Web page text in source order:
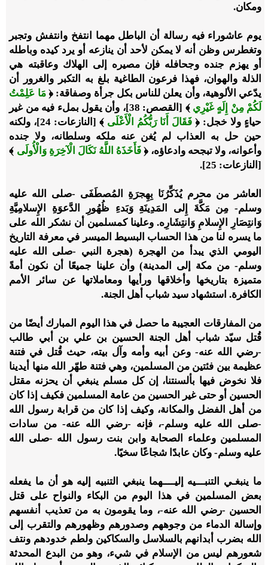
ومكان.
يوم عاشوراء فيه رسالة أن الباطل مهما انتفخ وانتفش وتجبر
وتغطرس وظن أنه لا يمكن لأحد أن ينازعه أو يرد كيده وباطله
أو يهزم جنده وجحافله فإن مصيره إلى الهلاك وعاقبته هي
الذلة والهوان، فهذا فرعون الطاغية بلغ به التكبر والغرور أن
يدّعي الألوهية، وأن يعلن للناس بكل جرأة وصفاقة: ﴿مَا عَلِمْتُ
لَكُمْ مِنْ إِلَهٍ غَيْرِي﴾
[القصص: 38]، وأن يقول بملء فيه من غير
حياءٍ ولا خجل: ﴿ فَقَالَ أَنَا رَبُّكُمُ الْأَعْلَى ﴾
[النازعات: 24]، ولكنه
حين حل به العذاب لم يُغن عنه ملكه وسلطانه، ولا جنده
وأعوانه، ولا تبجحه وادعاؤه،﴿فَأَخَذَهُ اللَّهُ نَكَالَ الْآخِرَةِ وَالْأُولَى ﴾
[النازعات: 25].
العاشر من محرم يُذَكِّرُنَا بِهِجرَةِ المُصطَفَى -صلى الله عليه
وسلم- مِن مَكَّةَ إِلى المَدِينَةِ وَبَدءِ ظُهُورِ الدَّعوَةِ الإِسلامِيَّةِ
وَانتِصَارِ الإِسلامِ وَانتِشَارِه. وعلينا كمسلمين أن نشكر الله على
ما يسره لنا من هذا الحساب البسيط الميسر في معرفة التاريخ
اليومي الذي يبدأ من الهجرة (هجرة النبي -صلى الله عليه
وسلم- من مكة إلى المدينة) وأن علينا جميعًا أن نكون أمةً
متميزة بتاريخها وأخلاقها ورأيها ومعاملاتها عن سائر الأمم
الكافرة. استشهاد سيد شباب أهل الجنة.
من المفارقات العجيبة ما حصل في هذا اليوم المبارك أيضًا من
قُتل سيّد شباب أهل الجنة الحسين بن علي بن أبي طالب
-رضي الله عنه- وعن أبيه وأمه وآل بيته، حيث قُتل في فتنة
عظيمة بين فئتين من المسلمين، وهي فتنة طهّر الله منها أيدينا
فلا نخوض فيها بألسنتنا، إن كل مسلم ينبغي أن يحزنه مقتل
الحسين أو حتى غير الحسين من عامة المسلمين فكيف إذا كان
من أهل الفضل والمكانة، وكيف إذا كان من قرابة رسول الله
-صلى الله عليه وسلم-، فإنه -رضي الله عنه- من سادات
المسلمين وعلماء الصحابة وابن بنت رسول الله -صلى الله
عليه وسلم- وكان عابدًا شجاعًا سخيًا.
ما ينبغـي التنبـــيه إليــــهما ينبغي التنبيه إليه هو أن ما يفعله
بعض المسلمين في هذا اليوم من البكاء والنواح على قتل
الحسين -رضي الله عنه-، وما يقومون به من تعذيب أنفسهم
وإسالة الدماء من وجوههم وصدورهم وظهورهم والتقرب إلى
الله بضرب أبدانهم بالسلاسل والسكاكين ولطم خدودهم ونتف
شعورهم ليس من الإسلام في شيء، وهو من البدع المحدثة